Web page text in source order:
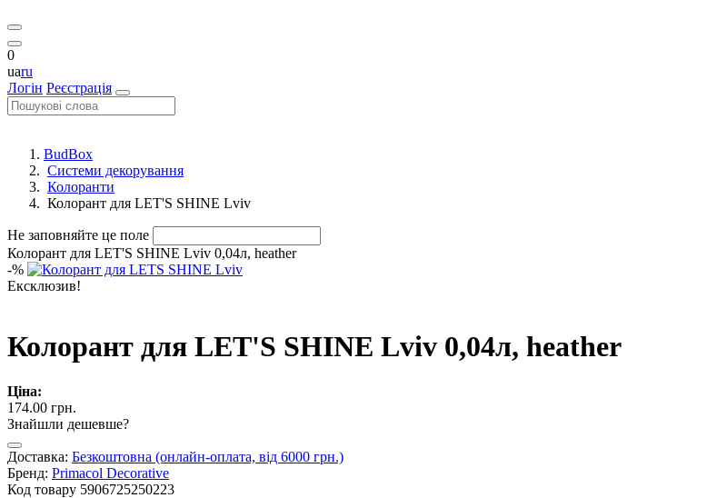
0
uaru
Логін Реєстрація
BudBox
Системи декорування
Колоранти
Колорант для LET'S SHINE Lviv
Не заповняйте це поле
Колорант для LET'S SHINE Lviv 0,04л, heather
-%
Ексклюзив!
Колорант для LET'S SHINE Lviv 0,04л, heather
Ціна:
174.00 грн.
Знайшли дешевше?
Доставка: Безкоштовна (онлайн-оплата, від 6000 грн.)
Бренд: Primacol Decorative
Код товару 5906725250223